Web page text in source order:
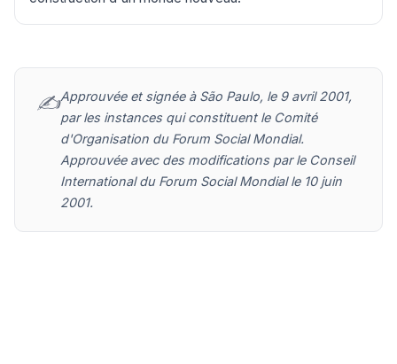
✍️Approuvée et signée à São Paulo, le 9 avril 2001,
par les instances qui constituent le Comité
d'Organisation du Forum Social Mondial.
Approuvée avec des modifications par le Conseil
International du Forum Social Mondial le 10 juin
2001.